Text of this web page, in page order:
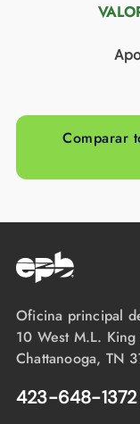
Comparar
Oficina principal
10 West M.L.
Chattanooga, TN
423-648-1372